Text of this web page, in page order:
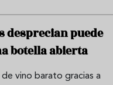
desprecian puede
botella abierta
vino barato gracias a